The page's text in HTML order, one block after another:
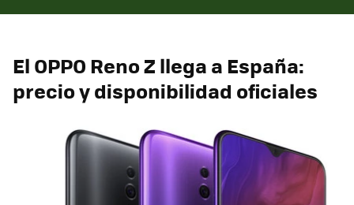
El OPPO Reno Z llega a España:
precio y disponibilidad oficiales